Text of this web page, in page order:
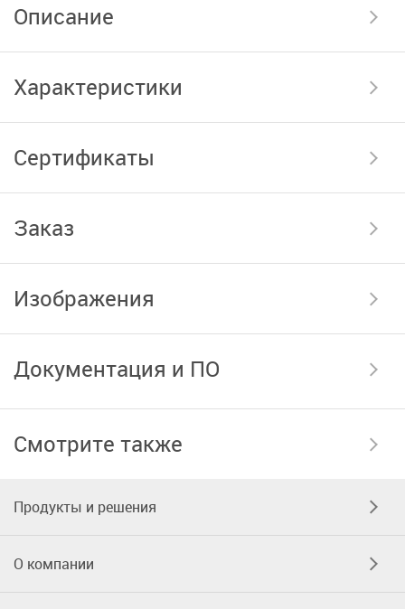
Описание
Характеристики
Сертификаты
Заказ
Изображения
Документация и ПО
Смотрите также
Продукты и решения
О компании